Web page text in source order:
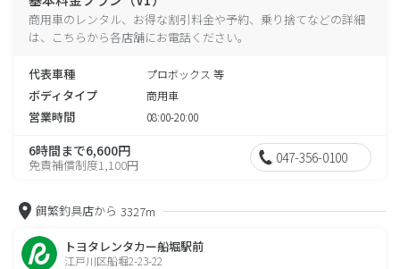
商用車のレンタル、お得な割引料金や予約、乗り捨てなどの詳細
は、こちらから各店舗にお電話ください。
代表車種 プロボックス 等
ボディタイプ 商用車
営業時間 08:00-20:00
6時間まで6,600円
免責補償制度1,100円 047-356-0100
餌繁釣具店から 3327m
トヨタレンタカー船堀駅前
江戸川区船堀2-23-22